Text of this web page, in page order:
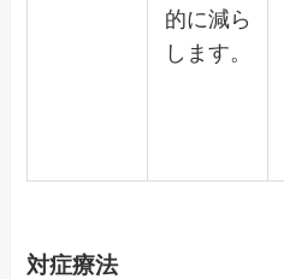
的に減ら
します。
対症療法